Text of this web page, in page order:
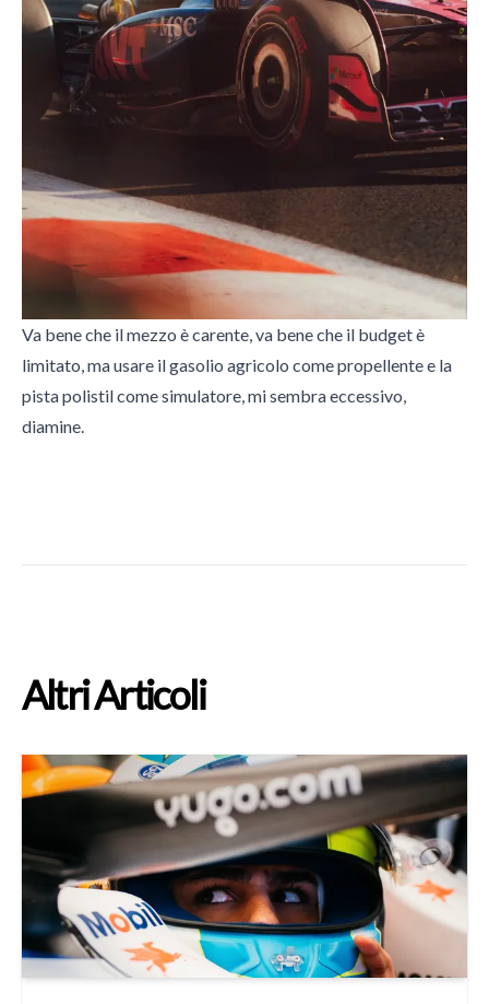
Va bene che il mezzo è carente, va bene che il budget è
limitato, ma usare il gasolio agricolo come propellente e la
pista polistil come simulatore, mi sembra eccessivo,
diamine.
Altri Articoli